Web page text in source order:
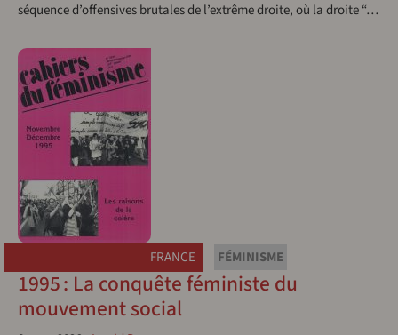
séquence d’offensives brutales de l’extrême droite, où la droite “…
FRANCE FÉMINISME
1995 : La conquête féministe du
mouvement social